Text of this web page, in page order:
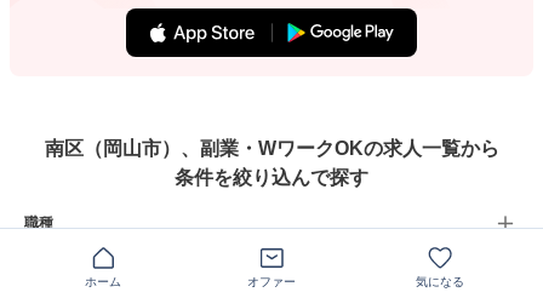
南区（岡山市）、副業・WワークOKの求人一覧から
条件を絞り込んで探す
職種
ホーム オファー 気になる